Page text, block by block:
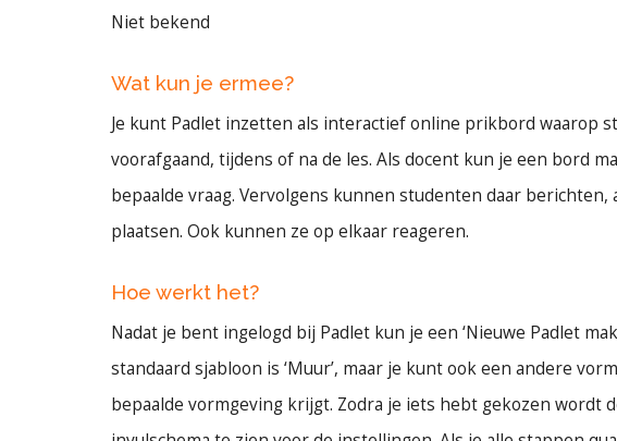
Niet bekend
Wat kun je ermee?
Je kunt Padlet inzetten als interactief online prikbord waarop
voorafgaand, tijdens of na de les. Als docent kun je een bord
bepaalde vraag. Vervolgens kunnen studenten daar berichten,
plaatsen. Ook kunnen ze op elkaar reageren.
Hoe werkt het?
Nadat je bent ingelogd bij Padlet kun je een ‘Nieuwe Padlet
standaard sjabloon is ‘Muur’, maar je kunt ook een andere
bepaalde vormgeving krijgt. Zodra je iets hebt gekozen wordt